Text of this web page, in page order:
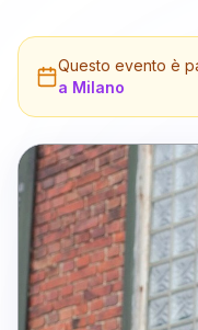
Questo evento è
a Milano